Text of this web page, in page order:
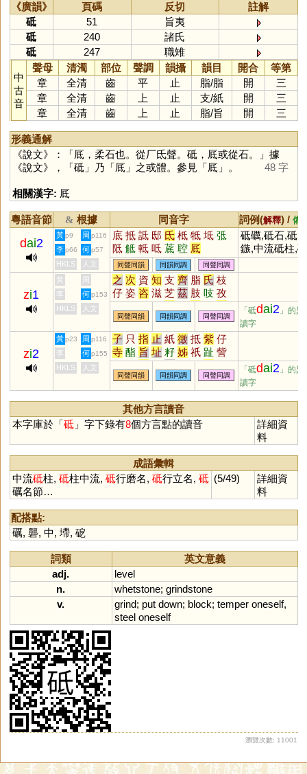
《廣韻》 頁碼 反切
註解
砥
51
旨夷
砥
240
諸氏
砥
247 職雉
中
古
音
聲母 清濁 部位 聲調 韻攝 韻目 開合
等第
章
全清 齒 平 止 脂/脂 開
三
章
全清 齒 上 止 支/紙 開
三
章
全清 齒 上 止 脂/旨 開 三
形義通解
《說文》：「厎，柔石也。從厂氐聲。砥，厎或從石。」據
《說文》，「砥」乃「厎」之或體。參見「厎」。 48 字
相關漢字: 厎
粵語音節 & 根據 同音字 詞例(解釋) / 備
dai2
黃 p9 周 p116 底 抵 詆 邸 氐 柢 牴 坻 弤
阺 觝 軧 呧 菧 聜 厎
砥礪,砥石,砥
鏃,中流砥柱,砥
節勵行
李 p66 何 p57
HKLS 人文 同聲同韻 同韻同調 同聲同調
zi1
黃 周 之 次 資 知 支 齊 脂 氏 枝
仔 姿 咨 滋 芝 茲 肢 吱 孜
觜 恣 訾 輜 淄 齎 貲 蜘 祗
梔 鯔 泜 髭 緇 齜 孳 榰 甾
鎡 鼒 菑 錙 呲 嵫 卮 孖 觶
㞢 葘 䊷 𢆶 栺 秖 栥 疧 疻 齍
鮨 鳷 鄑 搘 椥 偨 袛 胑 粢
胾 澬 汥 崰 璾 椔 蒫 紎 秪
秶 臸 鈭 鶅 衼 諮 玆 胝 趑
李 何 p153
HKLS 人文
同聲同韻 同韻同調 同聲同調
「砥dai2 」的異
讀字
zi2
黃 p23 周 p116 子 只 指 止 紙 徵 抵 紫 仔
寺 酯 旨 址 籽 姊 祇 趾 訾
軹 梓 祗 咫 祉 芷 滓 秭 沚
耔 茞 茈 坁 黹 秖 厎 扺 芓
泲 呰 恉 胏 疻 笫 訿 畤 阯
坻 鮨 栺 汦 淽 吇 杍 矷 藢
釨 枳 衹
李 何 p155
HKLS 人文
同聲同韻 同韻同調 同聲同調
「砥dai2 」的異
讀字
其他方言讀音
本字庫於「砥」字下錄有8個方言點的讀音
詳細資
料
成語彙輯
中流砥柱, 砥柱中流, 砥行磨名, 砥行立名, 砥
礪名節…
(5/49)
詳細資
料
配搭點:
礪, 礱, 中, 墆, 砨
詞類
英文意義
adj.
level
n.
whetstone; grindstone
v.
grind; put down; block; temper oneself,
steel oneself
瀏覽次數: 11001